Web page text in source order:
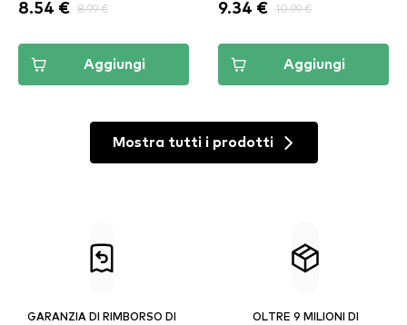
8.54 € 8.99 €
Aggiungi
9.34 € 10.99 €
Aggiungi
Mostra tutti i prodotti
GARANZIA DI RIMBORSO DI
OLTRE 9 MILIONI DI